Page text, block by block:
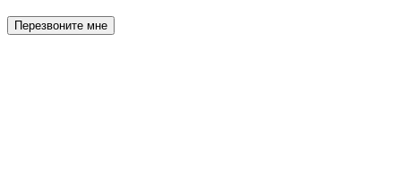
Перезвоните мне